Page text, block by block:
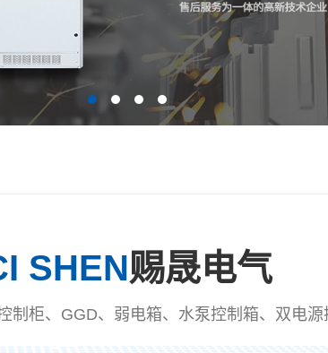
SHEN赐晟电气
制柜、GGD、弱电箱、水泵控制箱、双电